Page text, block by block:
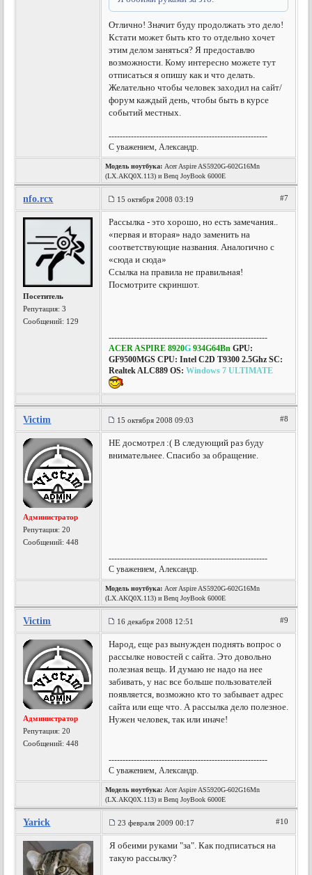
Отлично! Значит буду продолжать это дело!
Кстати может быть кто то отдельно хочет
этим делом заняться? Я предоставлю
возможности. Кому интересно можете тут
отписаться я опишу как и что делать.
Желательно чтобы человек заходил на сайт/
форум каждый день, чтобы быть в курсе
событий местных.
---------------------------------------------------------
С уважением, Александр.
Модель ноутбука: Acer Aspire AS5920G-602G16Mn
(LX.AKQ0X.113) и Benq JoyBook 6000E
nfo.rcx 15 октября 2008 03:19 #7
Посетитель
Репутация:3
Сообщений: 129
Рассылка - это хорошо, но есть замечания..
«первая и вторая» надо заменить на
соответствующие названия. Аналогично с
«сюда и сюда»
Ссылка на правила не правильная!
Посмотрите скриншот.
---------------------------------------------------------
ACER ASPIRE 8920G 934G64Bn GPU:
GF9500MGS CPU: Intel C2D T9300 2.5Ghz SC:
Realtek ALC889 OS:Windows 7 ULTIMATE
Victim 15 октября 2008 09:03 #8
Администратор
Репутация:20
Сообщений: 448
НЕ досмотрел :( В следующий раз буду
внимательнее. Спасибо за обращение.
---------------------------------------------------------
С уважением, Александр.
Модель ноутбука: Acer Aspire AS5920G-602G16Mn
(LX.AKQ0X.113) и Benq JoyBook 6000E
Victim 16 декабря 2008 12:51 #9
Администратор
Репутация:20
Сообщений: 448
Народ, еще раз вынужден поднять вопрос о
рассылке новостей с сайта. Это довольно
полезная вещь. И думаю не надо на нее
забивать, у нас все больше пользователей
появляется, возможно кто то забывает адрес
сайта или еще что. А рассылка дело полезное.
Нужен человек, так или иначе!
---------------------------------------------------------
С уважением, Александр.
Модель ноутбука: Acer Aspire AS5920G-602G16Mn
(LX.AKQ0X.113) и Benq JoyBook 6000E
Yarick 23 февраля 2009 00:17 #10
Я обеими руками "за". Как подписаться на
такую рассылку?